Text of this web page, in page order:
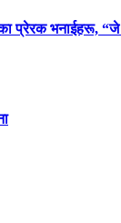
प्रेरक भनाईहरू, “जे